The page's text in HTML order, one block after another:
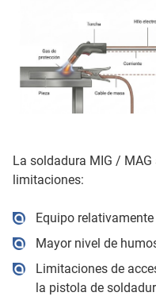
La soldadura MIG /
limitaciones:
Equipo
Mayor nivel de
Limitaciones de
la pistola de